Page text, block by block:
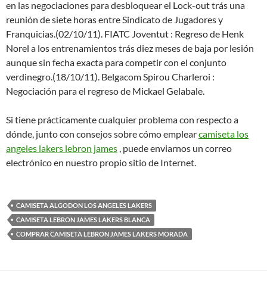
en las negociaciones para desbloquear el Lock-out trás una
reunión de siete horas entre Sindicato de Jugadores y
Franquicias.(02/10/11). FIATC Joventut : Regreso de Henk
Norel a los entrenamientos trás diez meses de baja por lesión
aunque sin fecha exacta para competir con el conjunto
verdinegro.(18/10/11). Belgacom Spirou Charleroi :
Negociación para el regreso de Mickael Gelabale.
Si tiene prácticamente cualquier problema con respecto a
dónde, junto con consejos sobre cómo emplearcamiseta los
angeles lakers lebron james , puede enviarnos un correo
electrónico en nuestro propio sitio de Internet.
CAMISETA ALGODON LOS ANGELES LAKERS
CAMISETA LEBRON JAMES LAKERS BLANCA
COMPRAR CAMISETA LEBRON JAMES LAKERS MORADA